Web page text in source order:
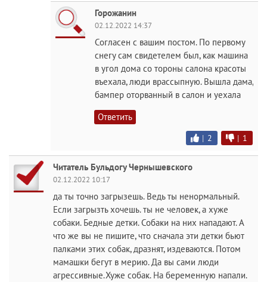
Горожанин
02.12.2022 14:37
Согласен с вашим постом. По первому
снегу сам свидетелем был, как машина
в угол дома со тороны салона красоты
въехала, люди врассыпную. Вышла дама,
бампер оторванный в салон и уехала
Ответить
| 2 | 1
Читатель Бульдогу Чернышевского
02.12.2022 10:17
да ты точно загрызешь. Ведь ты ненормальный.
Если загрызть хочешь. ты не человек, а хуже
собаки. Бедные детки. Собаки на них нападают. А
что же вы не пишите, что сначала эти детки бьют
палками этих собак, дразнят, издеваются. Потом
мамашки бегут в мерию. Да вы сами люди
агрессивные.Хуже собак. На беременную напали.